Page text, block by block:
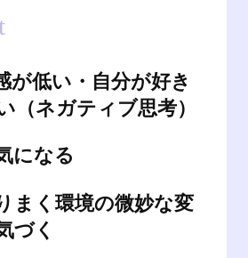
が低い・自分が好き
（ネガティブ思考）
になる
まく環境の微妙な変
づく